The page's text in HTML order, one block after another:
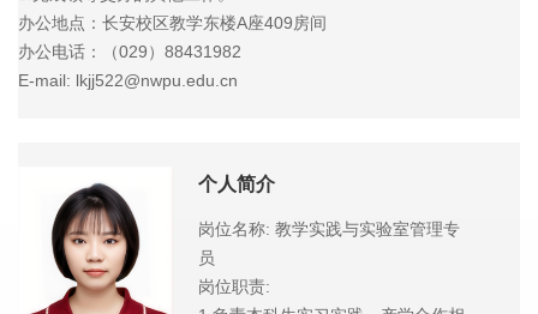
办公地点：长安校区教学东楼A座409房间
办公电话：（029）88431982
E-mail: lkjj522@nwpu.edu.cn
个人简介
岗位名称: 教学实践与实验室管理专
员
岗位职责: